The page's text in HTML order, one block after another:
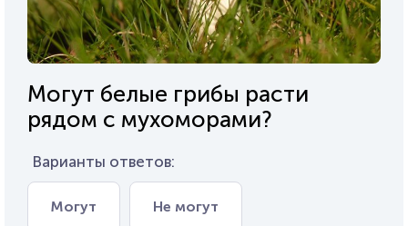
Могут белые грибы расти
рядом с мухоморами?
Варианты ответов:
Могут Не могут